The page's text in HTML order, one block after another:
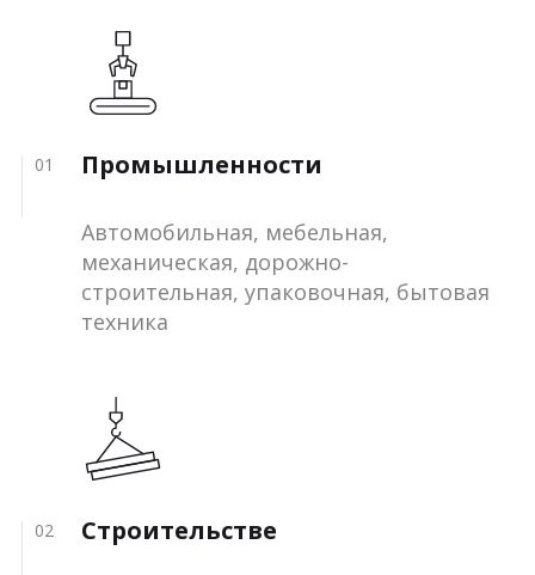
01 Промышленности
Автомобильная, мебельная,
механическая, дорожно-
строительная, упаковочная, бытовая
техника
02 Строительстве